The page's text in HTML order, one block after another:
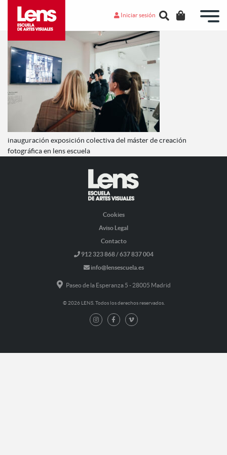
Iniciar sesión
inauguración exposición colectiva del máster de creación
fotográfica en lens escuela
Cookies
Aviso Legal
Contacto
912 323 868 / 637 837 004
info@lensescuela.es
Paseo de la Esperanza 5 - 28005 Madrid
© 2026 LENS. Todos los derechos reservados.